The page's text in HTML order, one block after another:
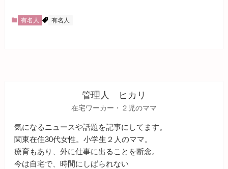
有名人 有名人
管理人 ヒカリ
在宅ワーカー・２児のママ
気になるニュースや話題を記事にしてます。
関東在住30代女性。小学生２人のママ。
療育もあり、外に仕事に出ることを断念。
今は自宅で、時間にしばられない